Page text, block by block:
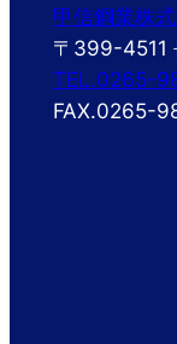
甲信鋼業株
〒399-4511
TEL.0265-
FAX.0265-